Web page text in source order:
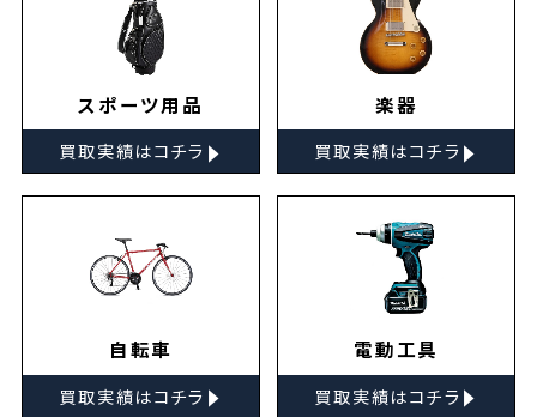
スポーツ用品
買取実績はコチラ ▸
楽器
買取実績はコチラ ▸
自転車
買取実績はコチラ ▸
電動工具
買取実績はコチラ ▸